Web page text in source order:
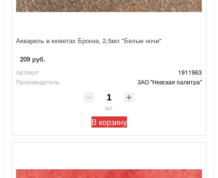
Акварель в кюветах Бронза, 2,5мл "Белые ночи"
209 руб.
Артикул
1911963
Производитель
ЗАО "Невская палитра"
шт
В корзину